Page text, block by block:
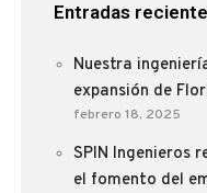
Entradas
Nuestra
expansión de
febrero 18, 2025
SPIN Ingenieros
el fomento del